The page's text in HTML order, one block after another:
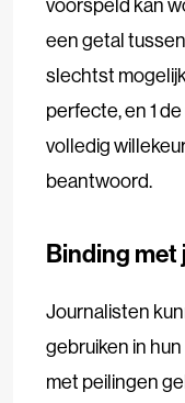
voorspeld kan
een getal
slechtst
perfecte, en 1
volledig
beantwoord.
Binding met
Journalisten
gebruiken in
met peilingen